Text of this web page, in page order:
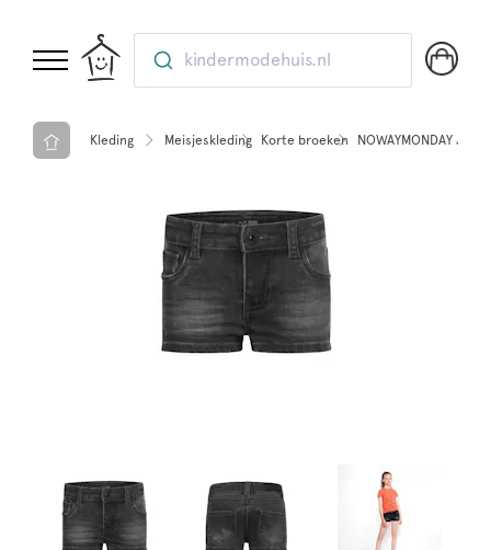
kindermodehuis.nl
Kleding Meisjeskleding Korte broeken NOWAYMONDAY